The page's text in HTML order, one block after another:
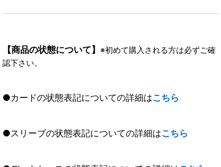
【商品の状態について】 ※初めて購入される方は必ずご確
認下さい。
●カードの状態表記についての詳細はこちら
●スリーブの状態表記についての詳細はこちら